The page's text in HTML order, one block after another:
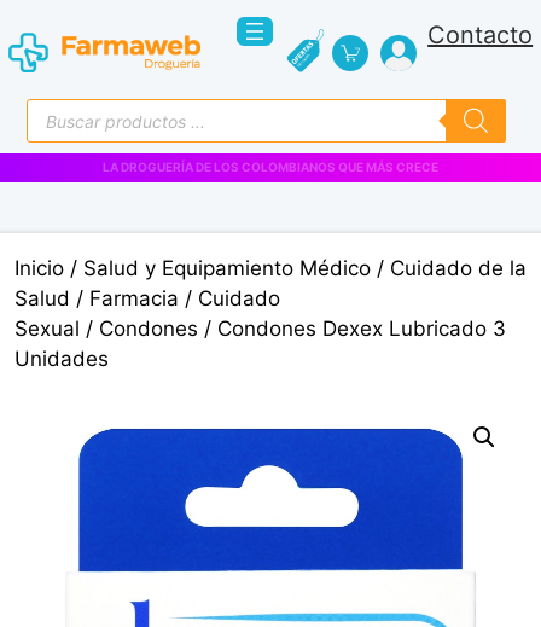
al
contenido
Contacto
Búsqueda
de
productos
VENTAS EMPRESARIALES
Inicio / Salud y Equipamiento Médico / Cuidado de la
Salud / Farmacia / Cuidado
Sexual / Condones / Condones Dexex Lubricado 3
Unidades